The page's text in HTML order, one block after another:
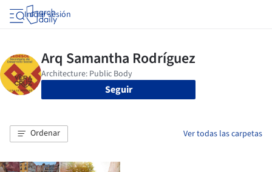
Iniciar sesión
Seguir
Ordenar Ver todas las carpetas